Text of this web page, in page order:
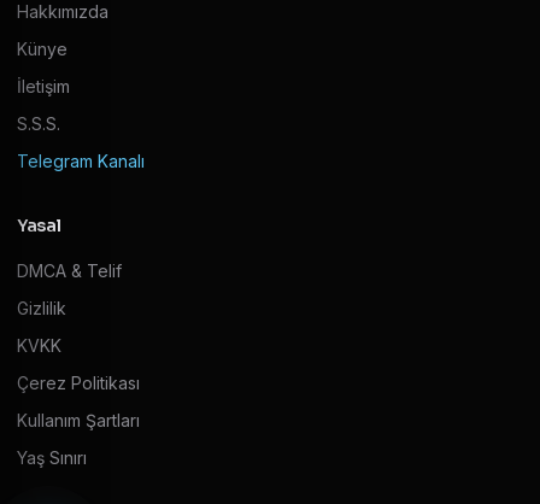
Hakkımızda
Künye
İletişim
S.S.S.
Telegram Kanalı
Yasal
DMCA & Telif
Gizlilik
KVKK
Çerez Politikası
Kullanım Şartları
Yaş Sınırı